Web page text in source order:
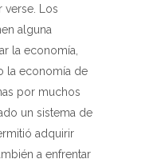
verse. Los
alguna
la economía,
la economía de
por muchos
un sistema de
adquirir
a enfrentar